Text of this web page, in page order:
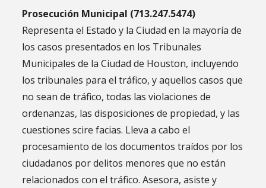
Prosecución Municipal (713.247.5474)
Representa el Estado y la Ciudad en la mayoría de
los casos presentados en los Tribunales
Municipales de la Ciudad de Houston, incluyendo
los tribunales para el tráfico, y aquellos casos que
no sean de tráfico, todas las violaciones de
ordenanzas, las disposiciones de propiedad, y las
cuestiones scire facias. Lleva a cabo el
procesamiento de los documentos traídos por los
ciudadanos por delitos menores que no están
relacionados con el tráfico. Asesora, asiste y